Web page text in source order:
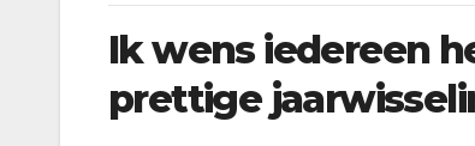
Ik wens iedereen
prettige